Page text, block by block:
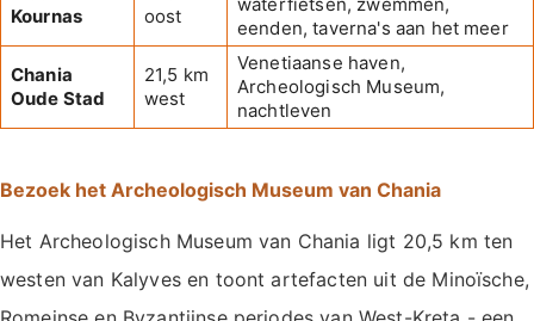
Kournas
oost
eenden, taverna's aan het meer
Chania
Oude Stad
21,5 km
west
Venetiaanse haven,
Archeologisch Museum,
nachtleven
Bezoek het Archeologisch Museum van Chania
Het Archeologisch Museum van Chania ligt 20,5 km ten
westen van Kalyves en toont artefacten uit de Minoïsche,